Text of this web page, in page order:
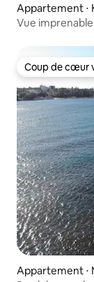
Appartement ⋅
Vue
Coup de cœur
Coup de cœur
Appartement ⋅